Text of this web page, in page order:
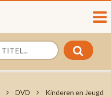
DVD Kinderen en Jeugd